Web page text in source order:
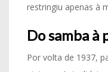
restringiu apenas à
Do samba à
Por volta de 1937,